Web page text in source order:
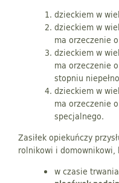
dzieckiem w
dzieckiem w
ma orzeczenie
dzieckiem w
ma orzeczenie
stopniu
dzieckiem w
ma orzeczenie
specjalnego.
Zasiłek opiekuńczy
rolnikowi i domownikowi,
w czasie